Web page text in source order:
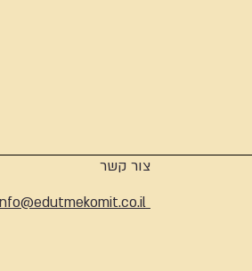
צור קשר
info@edutmekomit.co.il